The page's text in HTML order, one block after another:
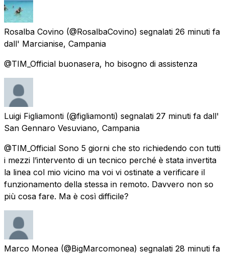
Rosalba Covino (@RosalbaCovino) segnalati 26 minuti fa
dall' Marcianise, Campania
@TIM_Official buonasera, ho bisogno di assistenza
Luigi Figliamonti (@figliamonti) segnalati 27 minuti fa dall'
San Gennaro Vesuviano, Campania
@TIM_Official Sono 5 giorni che sto richiedendo con tutti
i mezzi l’intervento di un tecnico perché è stata invertita
la linea col mio vicino ma voi vi ostinate a verificare il
funzionamento della stessa in remoto. Davvero non so
più cosa fare. Ma è così difficile?
Marco Monea (@BigMarcomonea) segnalati 28 minuti fa